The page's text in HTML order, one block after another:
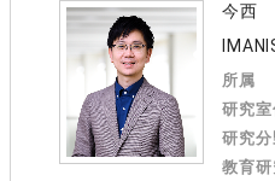
今西
所属
研究室
研究
教育